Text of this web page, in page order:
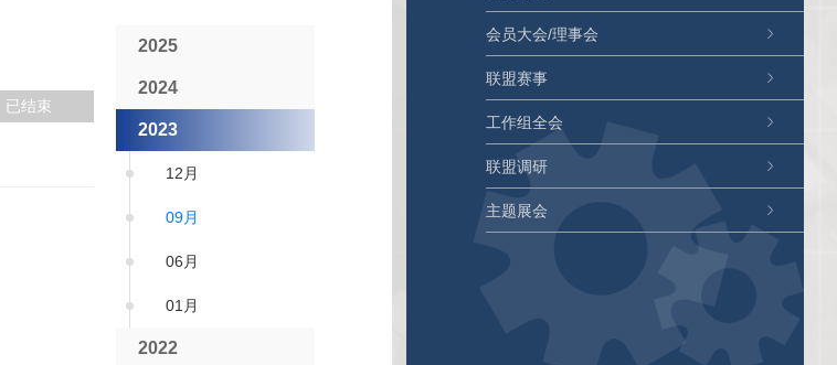
已结束
2025
2024
2023
12月
09月
06月
01月
2022
会员大会/理事会
联盟赛事
工作组全会
联盟调研
主题展会